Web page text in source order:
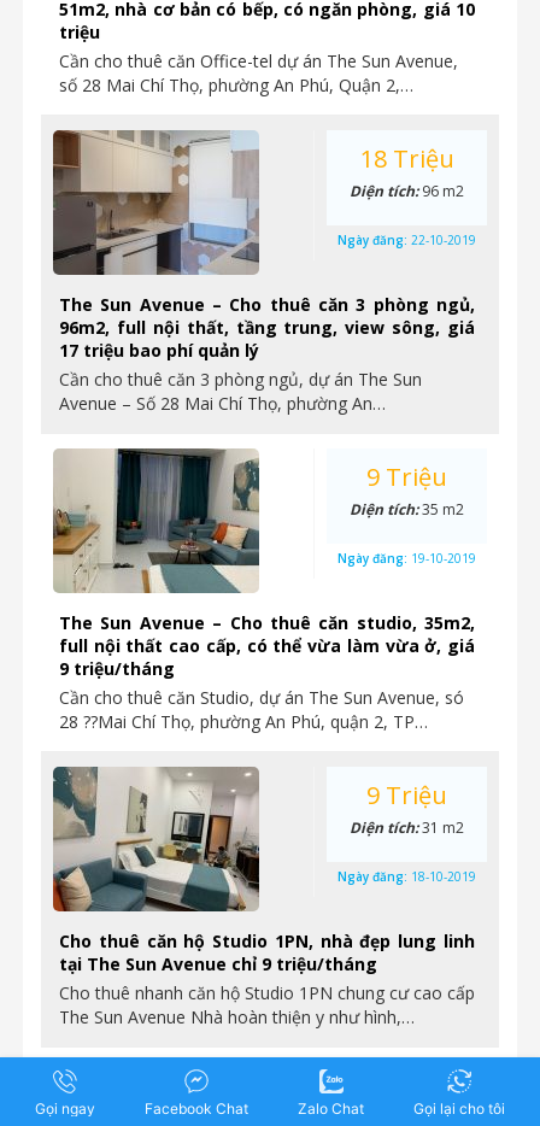
51m2, nhà cơ bản có bếp, có ngăn phòng, giá 10
triệu
Cần cho thuê căn Office-tel dự án The Sun Avenue,
số 28 Mai Chí Thọ, phường An Phú, Quận 2,…
The Sun Avenue – Cho thuê căn 3 phòng ngủ,
96m2, full nội thất, tầng trung, view sông, giá
17 triệu bao phí quản lý
Cần cho thuê căn 3 phòng ngủ, dự án The Sun
Avenue – Số 28 Mai Chí Thọ, phường An…
18 Triệu
Diện tích:96 m2
Ngày đăng: 22-10-2019
The Sun Avenue – Cho thuê căn studio, 35m2,
full nội thất cao cấp, có thể vừa làm vừa ở, giá
9 triệu/tháng
Cần cho thuê căn Studio, dự án The Sun Avenue, só
28 ??Mai Chí Thọ, phường An Phú, quận 2, TP…
9 Triệu
Diện tích:35 m2
Ngày đăng: 19-10-2019
Cho thuê căn hộ Studio 1PN, nhà đẹp lung linh
tại The Sun Avenue chỉ 9 triệu/tháng
Cho thuê nhanh căn hộ Studio 1PN chung cư cao cấp
The Sun Avenue Nhà hoàn thiện y như hình,…
9 Triệu
Diện tích:31 m2
Ngày đăng: 18-10-2019
15 Triệu
Gọi ngay Facebook Chat Zalo Chat Gọi lại cho tôi